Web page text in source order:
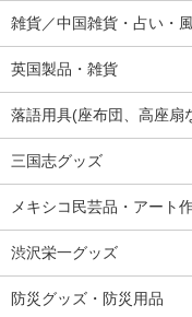
雑貨／中国雑貨・占い・
英国製品・雑貨
落語用具(座布団、高座扇
三国志グッズ
メキシコ民芸品・アート
渋沢栄一グッズ
防災グッズ・防災用品